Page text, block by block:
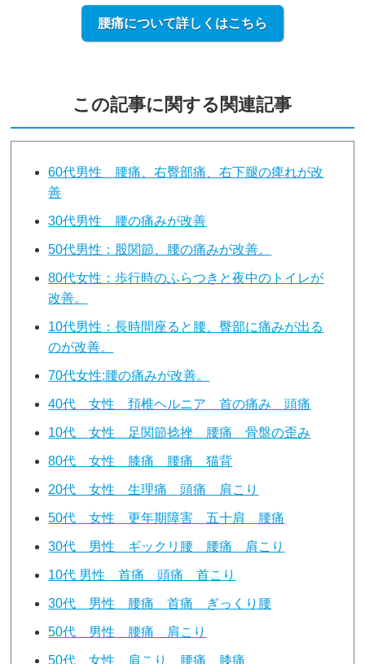
腰痛について詳しくはこちら
この記事に関する関連記事
60代男性 腰痛、右臀部痛、右下腿の痺れが改
善
30代男性 腰の痛みが改善
50代男性：股関節、腰の痛みが改善。
80代女性：歩行時のふらつきと夜中のトイレが
改善。
10代男性：長時間座ると腰、臀部に痛みが出る
のが改善。
70代女性:腰の痛みが改善。
40代 女性 頚椎ヘルニア 首の痛み 頭痛
10代 女性 足関節捻挫 腰痛 骨盤の歪み
80代 女性 膝痛 腰痛 猫背
20代 女性 生理痛 頭痛 肩こり
50代 女性 更年期障害 五十肩 腰痛
30代 男性 ギックリ腰 腰痛 肩こり
10代 男性 首痛 頭痛 首こり
30代 男性 腰痛 首痛 ぎっくり腰
50代 男性 腰痛 肩こり
50代 女性 肩こり 腰痛 膝痛